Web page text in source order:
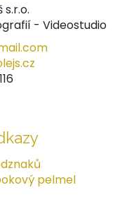
s.r.o.
- Videostudio
pelmel